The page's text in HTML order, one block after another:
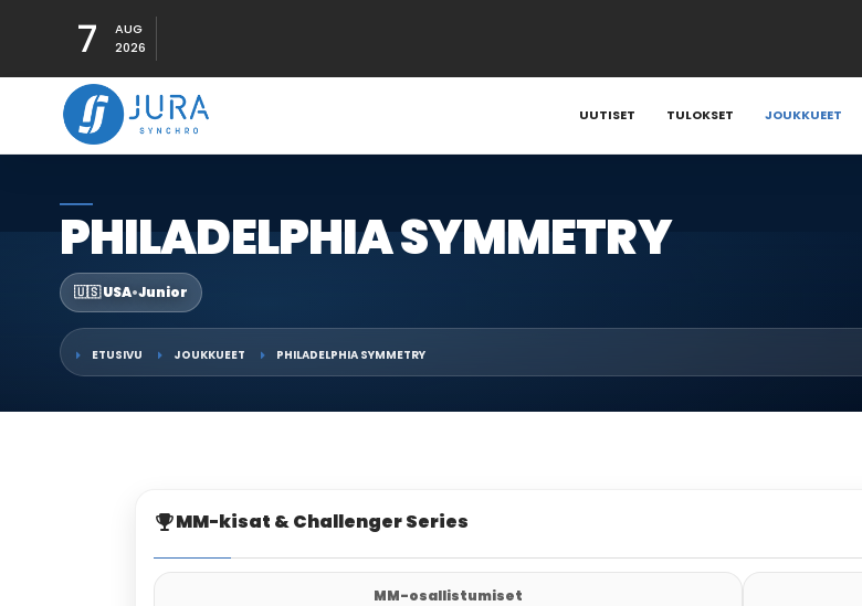
7
AUG
2026
UUTISET TULOKSET JOUKKUEET
PHILADELPHIA SYMMETRY
🇺🇸 USA•Junior
ETUSIVU JOUKKUEET PHILADELPHIA SYMMETRY
MM-kisat & Challenger Series
MM-osallistumiset